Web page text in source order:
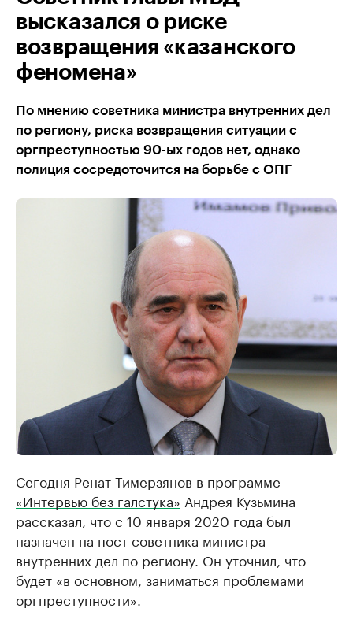
высказался о риске
возвращения «казанского
феномена»
По мнению советника министра внутренних дел
по региону, риска возвращения ситуации с
оргпреступностью 90-ых годов нет, однако
полиция сосредоточится на борьбе с ОПГ
Сегодня Ренат Тимерзянов в программе
«Интервью без галстука» Андрея Кузьмина
рассказал, что с 10 января 2020 года был
назначен на пост советника министра
внутренних дел по региону. Он уточнил, что
будет «в основном, заниматься проблемами
оргпреступности».